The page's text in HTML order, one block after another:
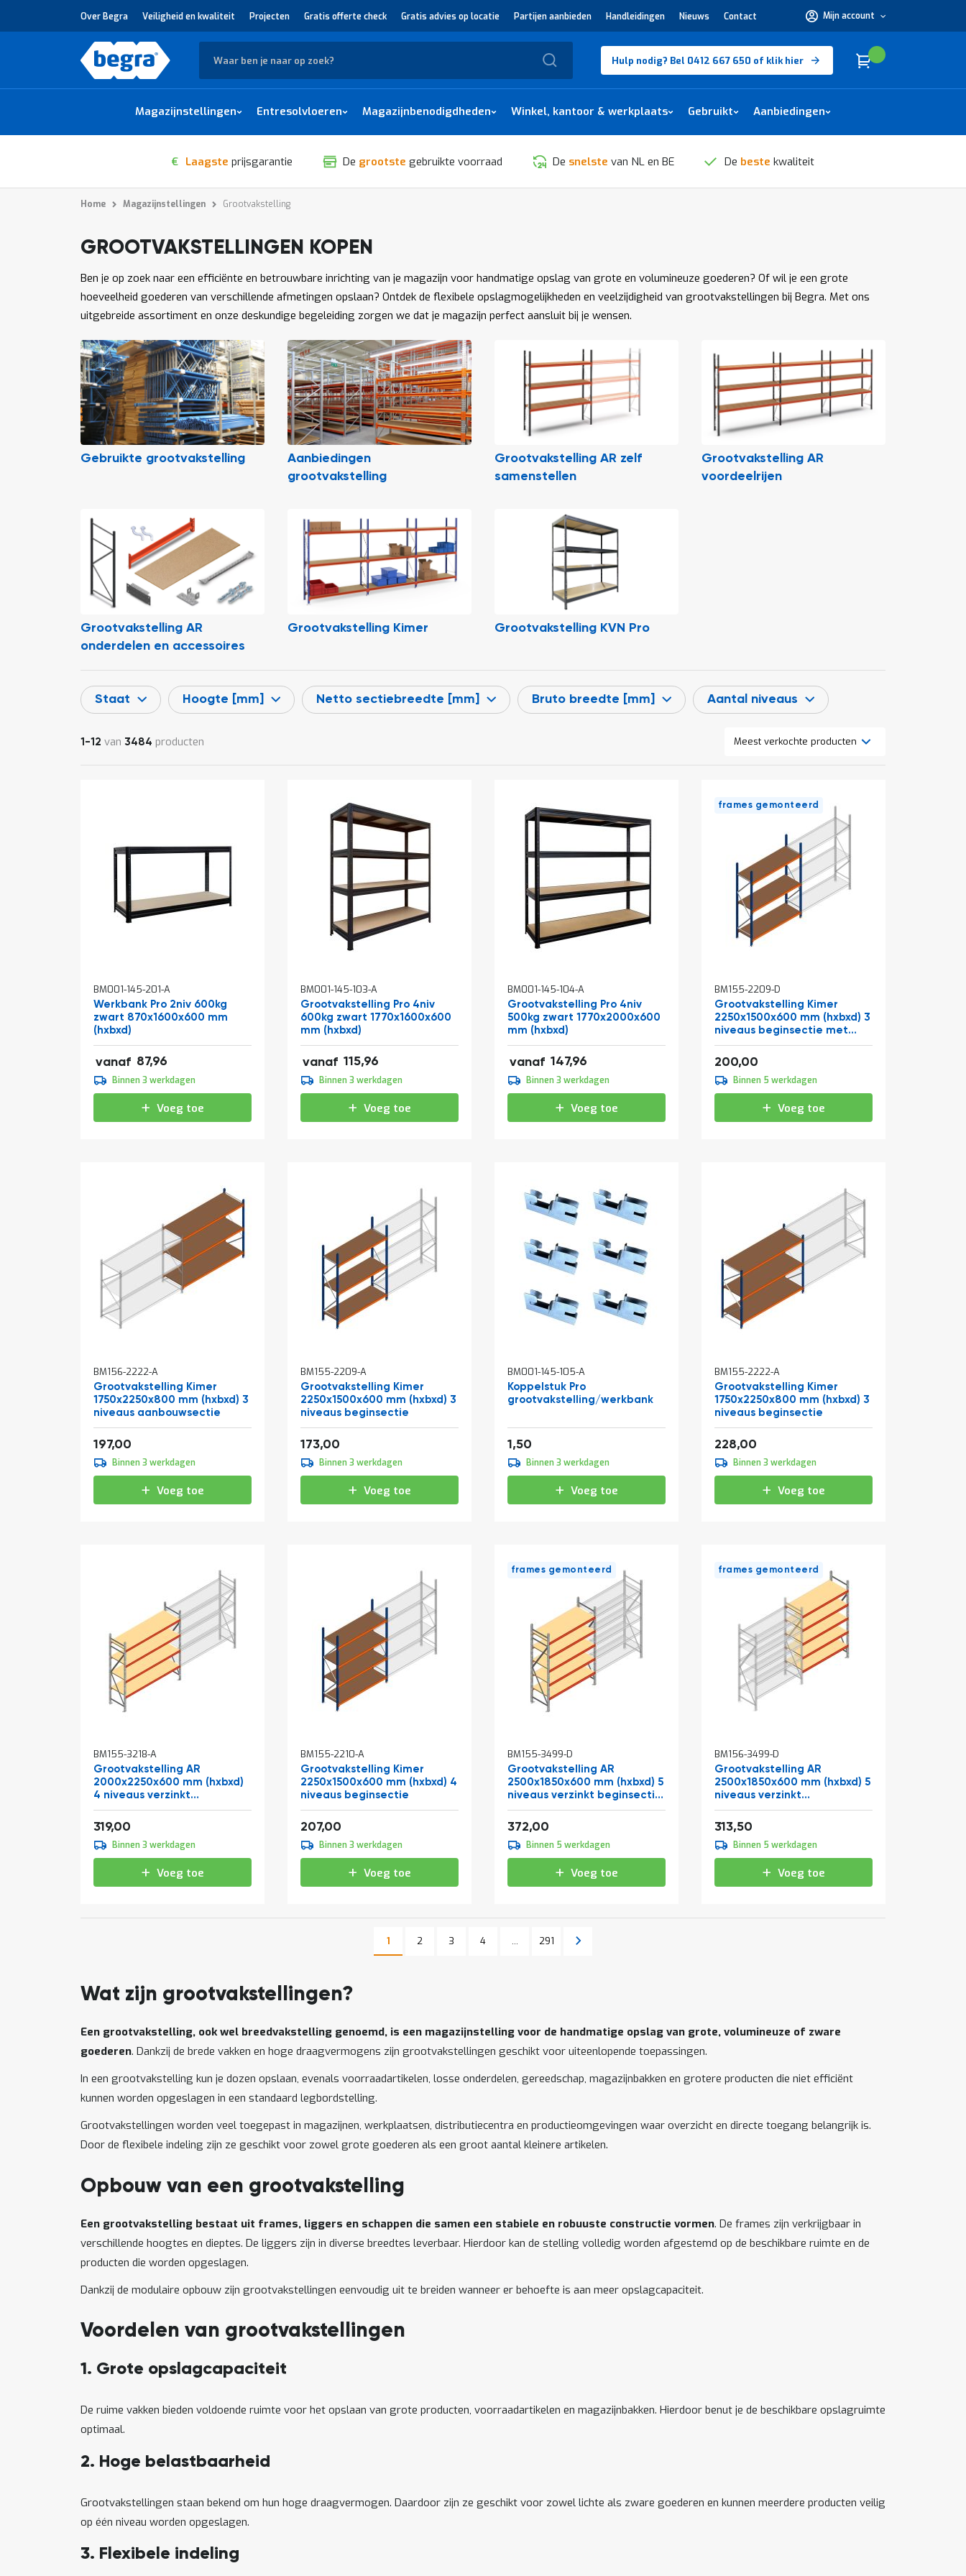
Over Begra Veiligheid en kwaliteit Projecten Gratis offerte check Gratis advies op locatie Partijen aanbieden Handleidingen Nieuws Contact Mijn account
nodig?
Zoek Hulp nodig? Bel 0412 667 650 of klik hier Winkelwagen
Cart
Magazijnstellingen Entresolvloeren Magazijnbenodigdheden Winkel, kantoor & werkplaats Gebruikt Aanbiedingen
€ Laagste prijsgarantie De grootste gebruikte voorraad De snelste van NL en BE De beste kwaliteit
Home Magazijnstellingen Grootvakstelling
GROOTVAKSTELLINGEN KOPEN
Ben je op zoek naar een efficiënte en betrouwbare inrichting van je magazijn voor handmatige opslag van grote en volumineuze goederen? Of wil je een grote
hoeveelheid goederen van verschillende afmetingen opslaan? Ontdek de flexibele opslagmogelijkheden en veelzijdigheid van grootvakstellingen bij Begra. Met ons
uitgebreide assortiment en onze deskundige begeleiding zorgen we dat je magazijn perfect aansluit bij je wensen.
Gebruikte grootvakstelling
Aanbiedingen
grootvakstelling
Grootvakstelling AR zelf
samenstellen
Grootvakstelling AR
voordeelrijen
Grootvakstelling AR
onderdelen en accessoires
Grootvakstelling Kimer Grootvakstelling KVN Pro
Staat Hoogte [mm] Netto sectiebreedte [mm] Bruto breedte [mm] Aantal niveaus
Lijst
1 -12 van 3484 producten
BM001-145-201-A
Werkbank Pro 2niv 600kg
zwart 870x1600x600 mm
(hxbxd)
vanaf 87,96
106,43
109,95
133,04
Binnen 3 werkdagen
Voeg toe
BM001-145-103-A
Grootvakstelling Pro 4niv
600kg zwart 1770x1600x600
mm (hxbxd)
vanaf 115,96
140,31
144,95
175,39Binnen 3 werkdagen
Voeg toe
BM001-145-104-A
Grootvakstelling Pro 4niv
500kg zwart 1770x2000x600
mm (hxbxd)
vanaf 147,96
179,03
184,95
223,79
Binnen 3 werkdagen
Voeg toe
frames gemonteerd
BM155-2209-D
Grootvakstelling Kimer
2250x1500x600 mm (hxbxd) 3
niveaus beginsectie met
voorgemonteerde frames
Vanaf
200,00
Binnen 5 werkdagen
Voeg toe
BM156-2222-A
Grootvakstelling Kimer
1750x2250x800 mm (hxbxd) 3
niveaus aanbouwsectie
Vanaf
197,00
Binnen 3 werkdagen
Voeg toe
BM155-2209-A
Grootvakstelling Kimer
2250x1500x600 mm (hxbxd) 3
niveaus beginsectie
Vanaf
173,00
Binnen 3 werkdagen
Voeg toe
BM001-145-105-A
Koppelstuk Pro
grootvakstelling/werkbank
1,50
Binnen 3 werkdagen
Voeg toe
BM155-2222-A
Grootvakstelling Kimer
1750x2250x800 mm (hxbxd) 3
niveaus beginsectie
Vanaf
228,00
Binnen 3 werkdagen
Voeg toe
BM155-3218-A
Grootvakstelling AR
2000x2250x600 mm (hxbxd)
4 niveaus verzinkt
beginsectie
Vanaf
319,00
Binnen 3 werkdagen
Voeg toe
BM155-2210-A
Grootvakstelling Kimer
2250x1500x600 mm (hxbxd) 4
niveaus beginsectie
Vanaf
207,00
Binnen 3 werkdagen
Voeg toe
frames gemonteerd
BM155-3499-D
Grootvakstelling AR
2500x1850x600 mm (hxbxd) 5
niveaus verzinkt beginsectie
met voorgemonteerde
frames
Vanaf
372,00
Binnen 5 werkdagen
Voeg toe
frames gemonteerd
BM156-3499-D
Grootvakstelling AR
2500x1850x600 mm (hxbxd) 5
niveaus verzinkt
aanbouwsectie met
voorgemonteerde frames
Vanaf
313,50
Binnen 5 werkdagen
Voeg toe
Pagina
U lees momenteel pagina
1 Pagina
2 Pagina
3 Pagina
4 ... Pagina
291 Pagina
Volgende
Wat zijn grootvakstellingen?
Een grootvakstelling, ook wel breedvakstelling genoemd, is een magazijnstelling voor de handmatige opslag van grote, volumineuze of zware
goederen. Dankzij de brede vakken en hoge draagvermogens zijn grootvakstellingen geschikt voor uiteenlopende toepassingen.
In een grootvakstelling kun je dozen opslaan, evenals voorraadartikelen, losse onderdelen, gereedschap, magazijnbakken en grotere producten die niet efficiënt
kunnen worden opgeslagen in een standaard legbordstelling.
Grootvakstellingen worden veel toegepast in magazijnen, werkplaatsen, distributiecentra en productieomgevingen waar overzicht en directe toegang belangrijk is.
Door de flexibele indeling zijn ze geschikt voor zowel grote goederen als een groot aantal kleinere artikelen.
Opbouw van een grootvakstelling
Een grootvakstelling bestaat uit frames, liggers en schappen die samen een stabiele en robuuste constructie vormen. De frames zijn verkrijgbaar in
verschillende hoogtes en dieptes. De liggers zijn in diverse breedtes leverbaar. Hierdoor kan de stelling volledig worden afgestemd op de beschikbare ruimte en de
producten die worden opgeslagen.
Dankzij de modulaire opbouw zijn grootvakstellingen eenvoudig uit te breiden wanneer er behoefte is aan meer opslagcapaciteit.
Voordelen van grootvakstellingen
1. Grote opslagcapaciteit
De ruime vakken bieden voldoende ruimte voor het opslaan van grote producten, voorraadartikelen en magazijnbakken. Hierdoor benut je de beschikbare opslagruimte
optimaal.
2. Hoge belastbaarheid
Grootvakstellingen staan bekend om hun hoge draagvermogen. Daardoor zijn ze geschikt voor zowel lichte als zware goederen en kunnen meerdere producten veilig
op één niveau worden opgeslagen.
3. Flexibele indeling